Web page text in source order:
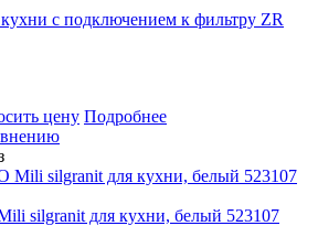
с подключением к фильтру ZR
цену Подробнее
silgranit для кухни, белый 523107